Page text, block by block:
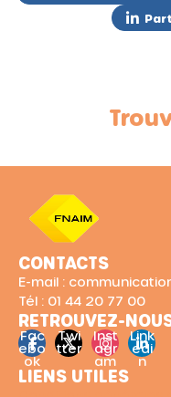
CONTACTS
E-mail :
Tél : 01 44 20 77 00
RETROUVEZ-
Fac
ebo
ok
Twi
tter
Inst
agr
am
Link
edi
n
LIENS UTILES